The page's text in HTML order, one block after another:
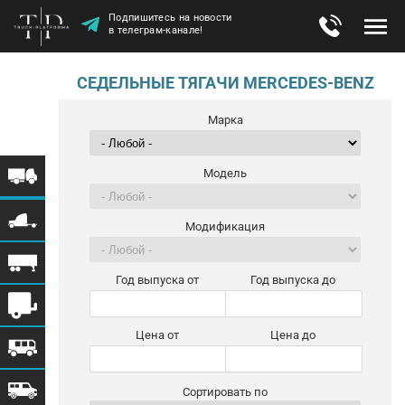
Подпишитесь на новости
в телеграм-канале!
СЕДЕЛЬНЫЕ ТЯГАЧИ MERCEDES-BENZ
Марка
Модель
Модификация
Год выпуска от Год выпуска до
Цена от Цена до
Сортировать по